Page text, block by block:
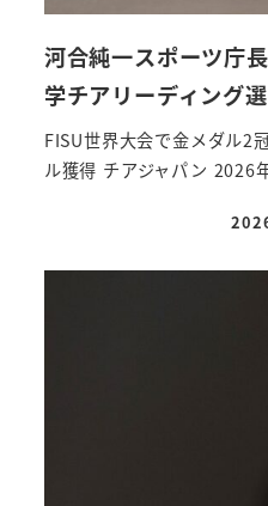
河合純一スポーツ庁
学チアリーディング
FISU世界大会で金メダル2
ル獲得 チアジャパン
投稿